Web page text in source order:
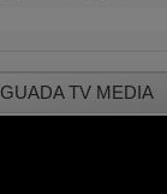
GUADA TV MEDIA